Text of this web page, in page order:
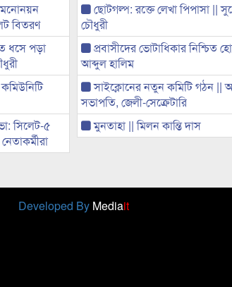
বিতরণ
ধসে পড়া
কমিউনিটি
সিলেট-৫
ছোটগল্প: রক্তে লেখা পিপাসা ||
চৌধুরী
প্রবাসীদের ভোটাধিকার নিশ্চিত
আব্দুল হালিম
সাইক্লোনের নতুন কমিটি গঠন ||
সভাপতি, জেলী-সেক্রেটারি
মুনতাহা || মিলন কান্তি দাস
Developed By Mediait